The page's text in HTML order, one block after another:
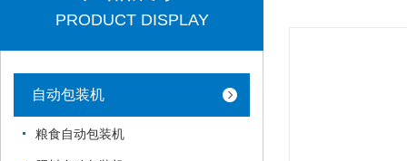
PRODUCT DISPLAY
自动包装机
粮食自动包装机